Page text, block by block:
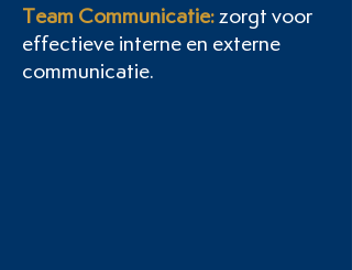
Team Communicatie:zorgt voor
effectieve interne en externe
communicatie.